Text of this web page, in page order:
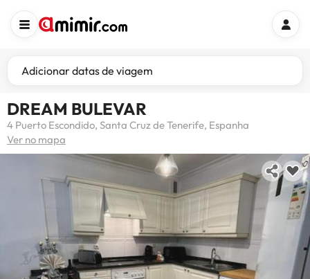
Adicionar datas de viagem
DREAM BULEVAR
4 Puerto Escondido, Santa Cruz de Tenerife, Espanha
Ver no mapa